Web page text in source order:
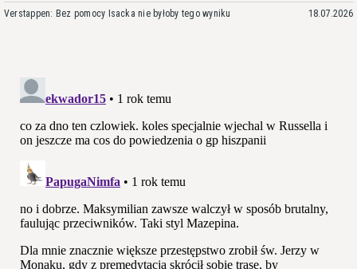
Verstappen: Bez pomocy Isacka nie byłoby tego wyniku 18.07.2026